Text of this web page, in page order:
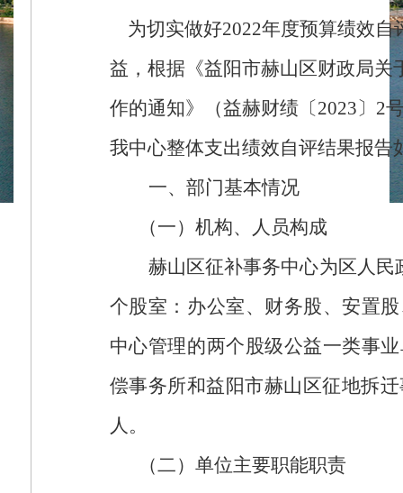
为切实做好2022年度预算绩效自
益，根据《益阳市赫山区财政局关
作的通知》（益赫财绩〔2023〕 2
我中心整体支出绩效自评结果报告
一、部门基本情况
（一）机构、人员构成
赫山区征补事务中心为区人
个股室：办公室、财务股、安置
中心管理的两个股级公益一类事
偿事务所和益阳市赫山区征地拆
人。
（二）单位主要职能职责